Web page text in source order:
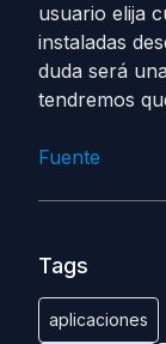
usuario elija
instaladas
duda será
tendremos
Fuente
Tags
aplicaciones